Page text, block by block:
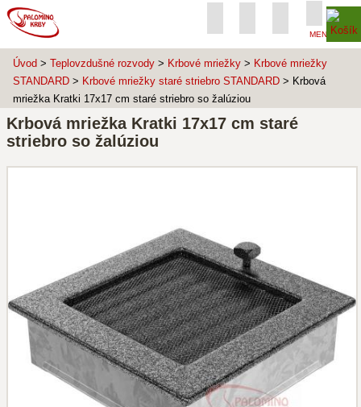
MENU
Úvod > Teplovzdušné rozvody > Krbové mriežky > Krbové mriežky
STANDARD > Krbové mriežky staré striebro STANDARD > Krbová
mriežka Kratki 17x17 cm staré striebro so žalúziou
Krbová mriežka Kratki 17x17 cm staré
striebro so žalúziou